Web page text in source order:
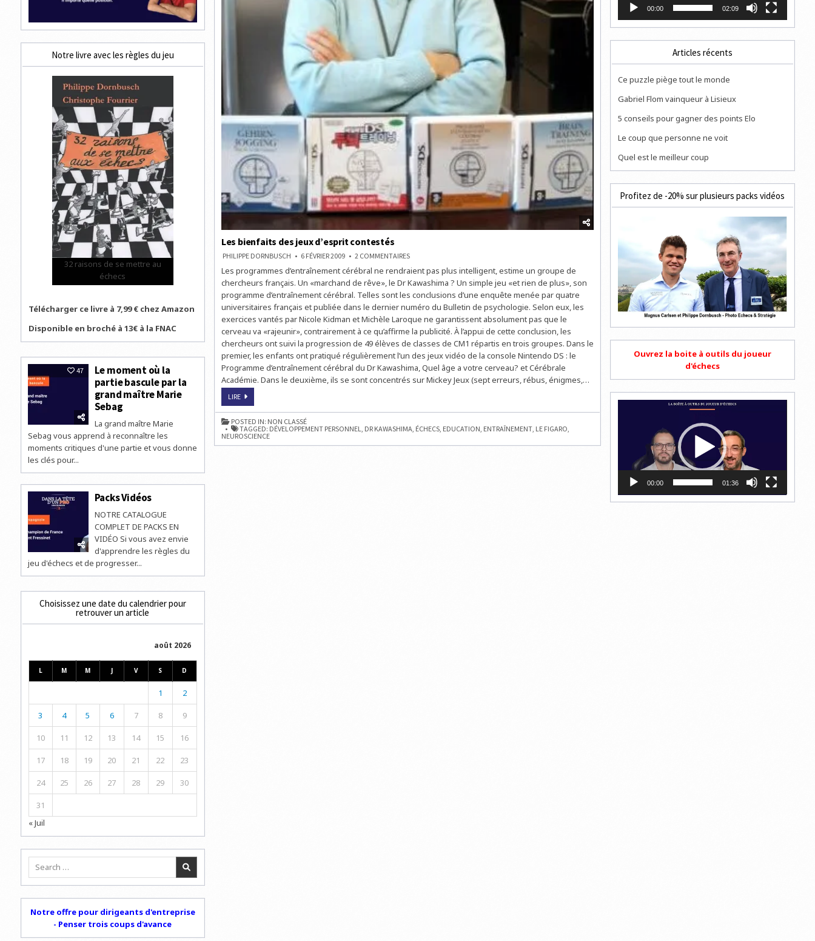
Les bienfaits des jeux d’esprit contestés
PHILIPPE DORNBUSCH 6 FÉVRIER 2009 2 COMMENTAIRESSUR
BIENFAITS
DES
JEUX
D’ESPRIT
CONTESTÉS
Les programmes d’entraînement cérébral ne rendraient pas plus intelligent, estime un groupe de
chercheurs français. Un «marchand de rêve», le Dr Kawashima ? Un simple jeu «et rien de plus», son
programme d’entraînement cérébral. Telles sont les conclusions d’une enquête menée par quatre
universitaires français et publiée dans le dernier numéro du ­Bulletin de psychologie. Selon eux, les
exercices vantés par Nicole Kidman et Michèle Laroque ne garantissent absolument pas que le
cerveau va «rajeunir», contrairement à ce qu’affirme la publicité. À l’appui de cette conclusion, les
chercheurs ont suivi la progression de 49 élèves de classes de CM1 répartis en trois groupes. Dans le
premier, les enfants ont pratiqué régulièrement l’un des jeux vidéo de la console Nintendo DS : le
Programme d’entraînement cérébral du Dr Kawashima, Quel âge a votre cerveau? et ­Cérébrale
Académie. Dans le deuxième, ils se sont concentrés sur Mickey Jeux (sept erreurs, rébus, énigmes,…
LIRELES
DES
JEUX
D’ESPRIT
CONTESTÉS
POSTED IN: NON CLASSÉ
TAGGED: DÉVELOPPEMENT PERSONNEL DR KAWASHIMA ÉCHECS, EDUCATION ENTRAÎNEMENT, LE FIGARO
NEUROSCIENCE
Notre livre avec les règles du jeu
32 raisons de se mettre au
échecs
Télécharger ce livre à 7,99 € chez Amazon
Disponible en broché à 13€ à la FNAC
47
Le moment où la
partie bascule par la
grand maître Marie
Sebag
La grand maître Marie
Sebag vous apprend à reconnaître les
moments critiques d'une partie et vous donne
les clés pour...
Packs Vidéos
NOTRE CATALOGUE
COMPLET DE PACKS EN
VIDÉO Si vous avez envie
d'apprendre les règles du
jeu d'échecs et de progresser...
Choisissez une date du calendrier pour
retrouver un article
août 2026
L M M J V S D
1 2
3 4 5 6 7 8 9
10 11 12 13 14 15 16
17 18 19 20 21 22 23
24 25 26 27 28 29 30
31
« Juil
Search
Notre offre pour dirigeants d'entreprise
- Penser trois coups d'avance
00:00 02:09
Articles récents
Ce puzzle piège tout le monde
Gabriel Flom vainqueur à Lisieux
5 conseils pour gagner des points Elo
Le coup que personne ne voit
Quel est le meilleur coup
Profitez de -20% sur plusieurs packs vidéos
Ouvrez la boite à outils du joueur
d'échecs
00:00 01:36